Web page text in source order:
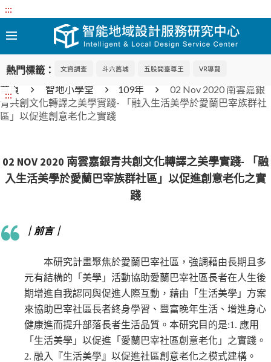
:::
熱門標籤： 文資調查 斗六舊城 五股開臺尊王 VR導覽
:::
首頁 智地小學堂 109年
02 Nov 2020 南雲嘉銀
青共創文化轉譯之美學實踐- 「融入生活美學於愛蘭巴宰族群社
區」以促進創意老化之實踐
02 NOV 2020 南雲嘉銀青共創文化轉譯之美學實踐- 「融
入生活美學於愛蘭巴宰族群社區」以促進創意老化之實
踐
｜前言｜
本研究計畫聚焦於愛蘭巴宰社區，強調藉由長期且多
元有結構的「美學」活動協助愛蘭巴宰社區長者在人生後
期增進自我認同與促進人際互動，藉由「生活美學」方案
來協助巴宰社區長者終身學習、豐富晚年生活、增進身心
健康進而提升部落長者生活品質。本研究目的是:1. 應用
「生活美學」以促進「愛蘭巴宰社區創意老化」之實踐。
2. 融入『生活美學』以促進社區創意老化之模式建構。